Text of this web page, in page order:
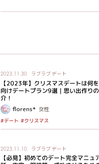
2023.11.30 ラブラブ デート
【2023年】クリスマスデートは何
向けデートプラン9選｜思い出作り
介！
florens* 女性
#デート #クリスマス
2023.11.10 ラブラブ デート
【必見】初めてのデート完全マニュ